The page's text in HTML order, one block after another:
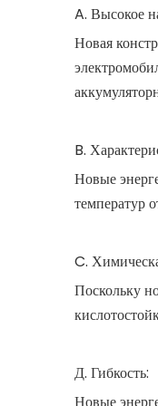
A. Высокое
Новая
B.
Новые
C.
Поскольку
Д. Гибкость: